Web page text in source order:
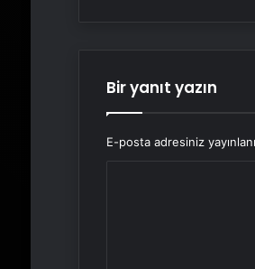
Bir yanıt yazın
E-posta adresiniz